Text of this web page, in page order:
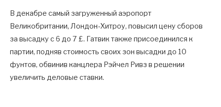
В декабре самый загруженный аэропорт
Великобритании, Лондон-Хитроу, повысил цену сборов
за высадку с 6 до 7 £. Гатвик также присоединился к
партии, подняв стоимость своих зон высадки до 10
фунтов, обвинив канцлера Рэйчел Ривз в решении
увеличить деловые ставки.